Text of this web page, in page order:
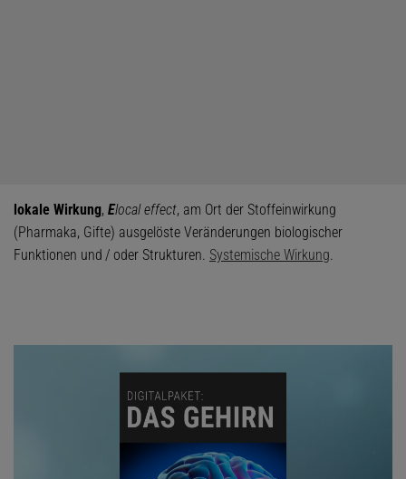
lokale Wirkung, Elocal effect, am Ort der Stoffeinwirkung
(Pharmaka, Gifte) ausgelöste Veränderungen biologischer
Funktionen und / oder Strukturen. Systemische Wirkung.